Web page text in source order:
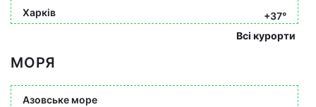
Харків
+37°
Всі курорти
МОРЯ
Азовське море